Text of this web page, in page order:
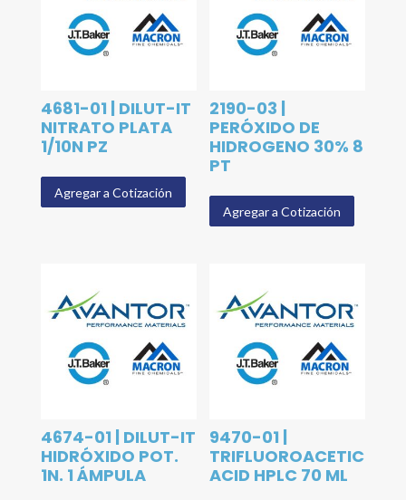
4681-01 | DILUT-IT
NITRATO PLATA
1/10N PZ
Agregar a Cotización
2190-03 |
PERÓXIDO DE
HIDROGENO 30% 8
PT
Agregar a Cotización
4674-01 | DILUT-IT
HIDRÓXIDO POT.
1N. 1 ÁMPULA
9470-01 |
TRIFLUOROACETIC
ACID HPLC 70 ML